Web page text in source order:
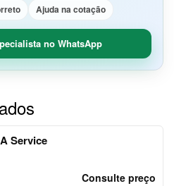
Ajuda na cotação
no WhatsApp
Service
Consulte preço